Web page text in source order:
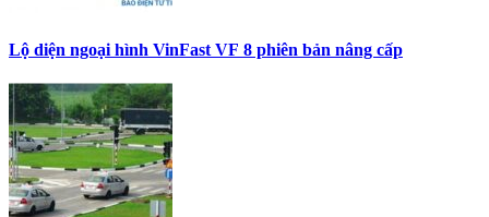
Lộ diện ngoại hình VinFast VF 8 phiên bản nâng cấp